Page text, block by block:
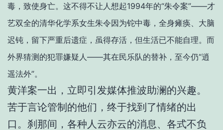
毒，致使身亡。这不得不让人想起1994年的“朱令案”——才
艺双全的清华化学系女生朱令因为铊中毒，全身瘫痪、大脑
迟钝，留下严重后遗症，虽得存活，但生活已不能自理。而
外界猜测的犯罪嫌疑人——其在民乐队的替补，至今仍“逍
遥法外”。
黄洋案一出，立即引发媒体推波助澜的兴趣。
苦于言论管制的他们，终于找到了情绪的出
口。刹那间，各种人云亦云的消息、各式不负